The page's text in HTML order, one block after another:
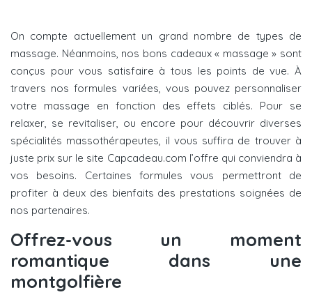
On compte actuellement un grand nombre de types de
massage. Néanmoins, nos bons cadeaux « massage » sont
conçus pour vous satisfaire à tous les points de vue. À
travers nos formules variées, vous pouvez personnaliser
votre massage en fonction des effets ciblés. Pour se
relaxer, se revitaliser, ou encore pour découvrir diverses
spécialités massothérapeutes, il vous suffira de trouver à
juste prix sur le site Capcadeau.com l’offre qui conviendra à
vos besoins. Certaines formules vous permettront de
profiter à deux des bienfaits des prestations soignées de
nos partenaires.
Offrez-vous un moment
romantique dans une
montgolfière